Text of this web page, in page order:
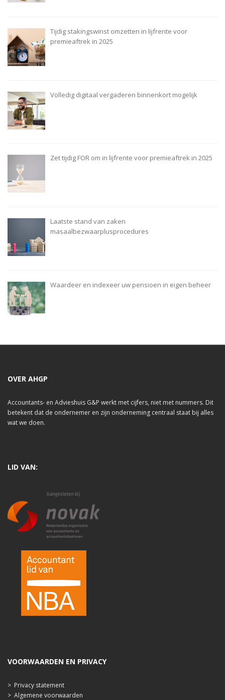
Tijdig stakingswinst omzetten in lijfrente voor
premieaftrek in 2025
Volledig digitaal vergaderen binnenkort mogelijk
Zet tijdig FOR om in lijfrente voor premieaftrek in 2025
Laatste stand van zaken
masaalbezwaarplusprocedures
Waardeer en indexeer uw pensioen in eigen beheer
OVER AHGP
Accountants- en Advieshuis G&P werkt met cijfers, niet met nummers. Dit
betekent dat de ondernemer en zijn onderneming centraal staat bij alles
wat we doen.
LID VAN:
VOORWAARDEN EN PRIVACY
> Privacy statement
> Algemene voorwaarden